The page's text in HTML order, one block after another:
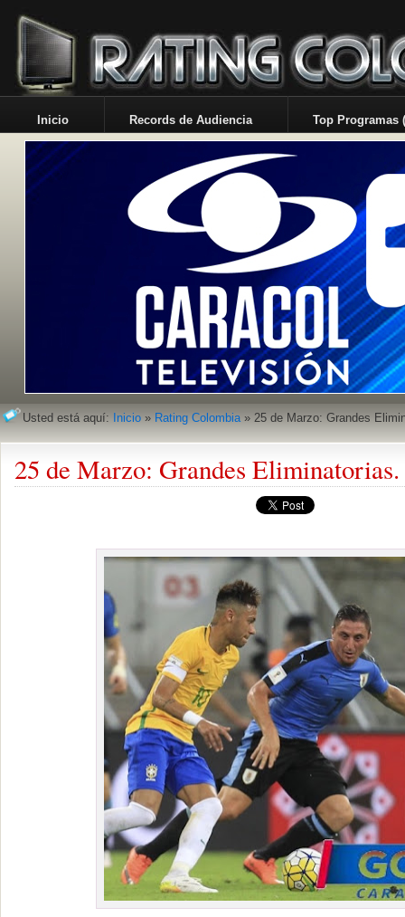
Inicio Records de Audiencia Top Programas
Usted está aquí: Inicio » Rating Colombia» 25 de Marzo: Grandes
25 de Marzo: Grandes Eliminatorias.